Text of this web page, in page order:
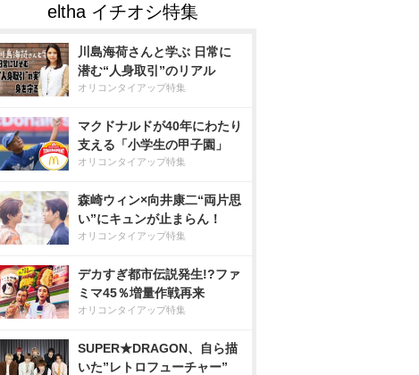
川島海荷さんと学ぶ 日常に
潜む“人身取引”のリアル
オリコンタイアップ特集
マクドナルドが40年にわたり
支える「小学生の甲子園」
オリコンタイアップ特集
森崎ウィン×向井康二“両片思
い”にキュンが止まらん！
オリコンタイアップ特集
デカすぎ都市伝説発生!?ファ
ミマ45％増量作戦再来
オリコンタイアップ特集
SUPER★DRAGON、自ら描
いた”レトロフューチャー”